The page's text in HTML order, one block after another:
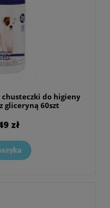
chusteczki do higieny
gliceryną 60szt
zł